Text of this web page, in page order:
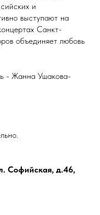
и
выступают на
Санкт-
объединяет любовь
- Жанна Ушакова-
Софийская, д.46,